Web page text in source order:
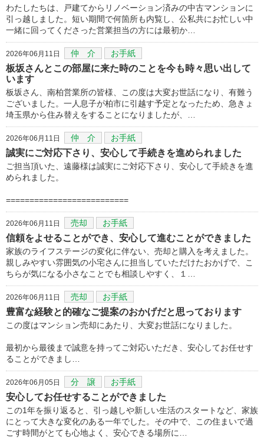
わたしたちは、戸建てからリノベーション済みの中古マンションに
引っ越しました。短い期間で何箇所も内覧し、公私共にお忙しい中
一緒に回ってくださった営業担当の方には最初か…
2026年06月11日 仲 介 お手紙
板坂さんとこの部屋に来た時のことを今も時々思い出して
います
板坂さん、南柏営業所の皆様、この度は大変お世話になり、有難う
ございました。一人息子が柏市に引越す予定となったため、急きょ
埼玉県から住み替えをすることになりましたが、…
2026年06月11日 仲 介 お手紙
誠実にご対応下さり、安心して手続きを進められました
ご担当頂いた、遠藤様は誠実にご対応下さり、安心して手続きを進
められました。
==========================
2026年06月11日 売却 お手紙
信頼をよせることができ、安心して進むことができました
家族のライフステージの変化に伴ない、売却と購入を考えました。
親しみやすい雰囲気の小宅さんに担当していただけたおかげで、こ
ちらが気になる小さなことでも相談しやすく、１…
2026年06月11日 売却 お手紙
豊富な経験と的確なご提案のおかげだと思っております
この度はマンション売却にあたり、大変お世話になりました。
最初から最後まで誠意を持ってご対応いただき、安心してお任せす
ることができまし…
2026年06月05日 分 譲 お手紙
安心してお任せすることができました
この1年を振り返ると、引っ越しや新しい生活のスタートなど、家族
にとって大きな変化のある一年でした。その中で、この住まいで過
ごす時間がとても心地よく、安心できる場所に…